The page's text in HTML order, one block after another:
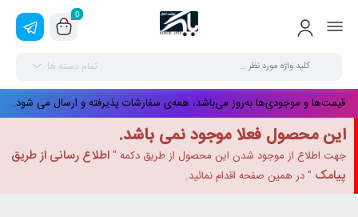
0
تمام دسته ها
قیمت‌ها و موجودی‌ها به‌روز می‌باشد، همه‌ی سفارشات پذیرفته و ارسال می شود.
این محصول فعلا موجود نمی باشد.
جهت اطلاع از موجود شدن این محصول از طریق دکمه "اطلاع رسانی از طریق
پیامک " در همین صفحه اقدام نمائید.